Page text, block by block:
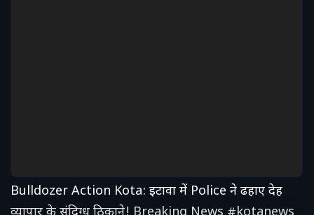
Bulldozer Action Kota: इटावा में Police ने ढहाए देह